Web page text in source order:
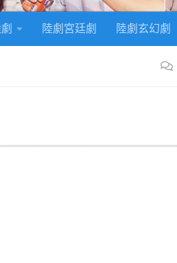
陸劇宮廷劇 陸劇玄幻劇